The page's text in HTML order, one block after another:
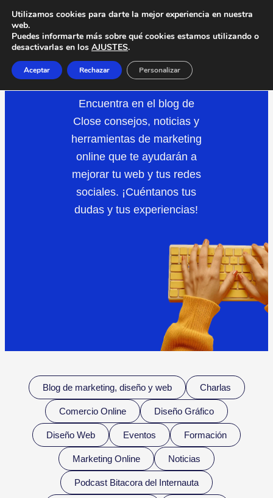
Saltar
al
contenido
REDESSOCIALES
Encuentra en el blog de
Close consejos, noticias y
herramientas de marketing
online que te ayudarán a
mejorar tu web y tus redes
sociales. ¡Cuéntanos tus
dudas y tus experiencias!
Blog de marketing, diseño y web Charlas
Comercio Online Diseño Gráfico
Diseño Web Eventos Formación
Marketing Online Noticias
Podcast Bitacora del Internauta
Utilizamos cookies para darte la mejor experiencia en nuestra
web.
Puedes informarte más sobre qué cookies estamos utilizando o
desactivarlas en los AJUSTES.
Aceptar Rechazar Personalizar